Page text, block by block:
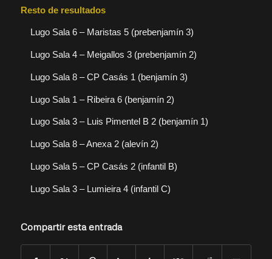
Resto de resultados
Lugo Sala 6 – Maristas 5 (prebenjamín 3)
Lugo Sala 4 – Meigallos 3 (prebenjamín 2)
Lugo Sala 8 – CP Casás 1 (benjamín 3)
Lugo Sala 1 – Ribeira 6 (benjamín 2)
Lugo Sala 3 – Luis Pimentel B 2 (benjamín 1)
Lugo Sala 8 – Anexa 2 (alevín 2)
Lugo Sala 5 – CP Casás 2 (infantil B)
Lugo Sala 3 – Lumieira 4 (infantil C)
Compartir esta entrada